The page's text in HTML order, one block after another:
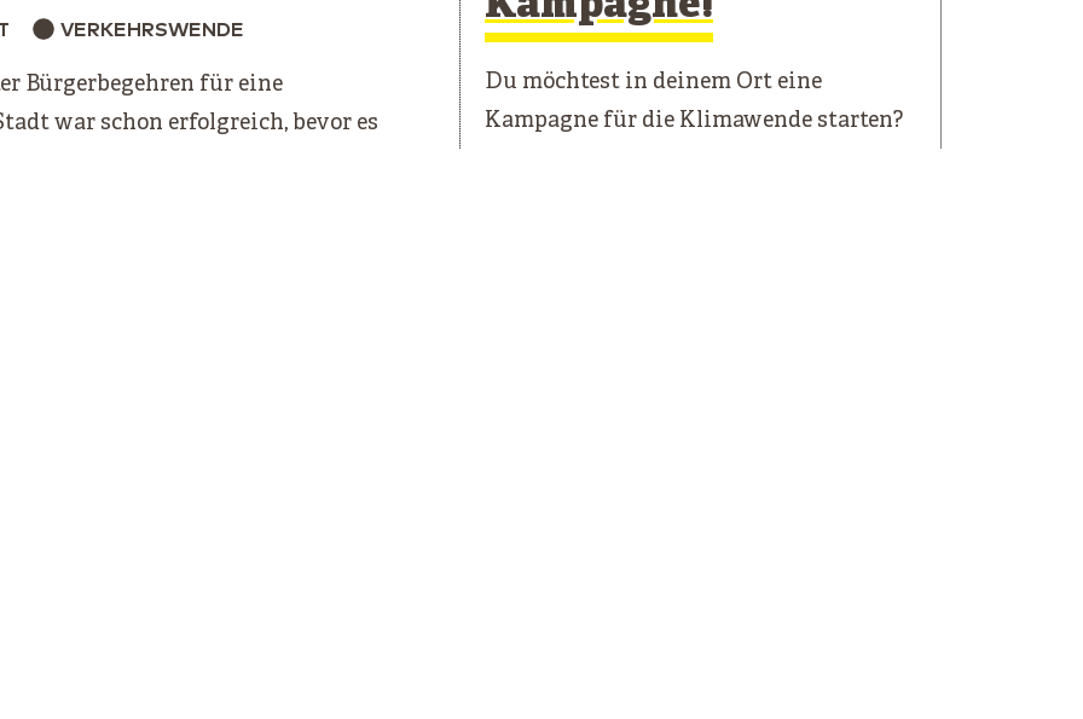
VERKEHRSWENDE
Bürgerbegehren für eine
war schon erfolgreich, bevor es
Du möchtest in deinem Ort eine
Kampagne für die Klimawende starten?